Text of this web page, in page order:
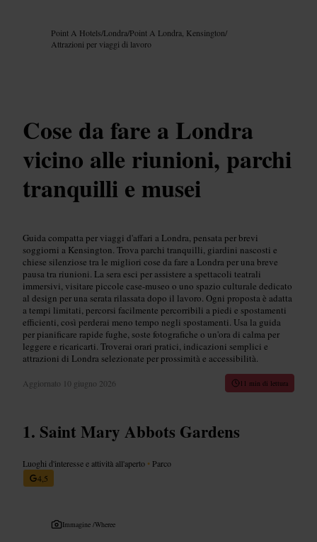
Point A Hotels/Londra/Point A Londra, Kensington/
Attrazioni per viaggi di lavoro
Cose da fare a Londra
vicino alle riunioni, parchi
tranquilli e musei
Guida compatta per viaggi d'affari a Londra, pensata per brevi
soggiorni a Kensington. Trova parchi tranquilli, giardini nascosti e
chiese silenziose tra le migliori cose da fare a Londra per una breve
pausa tra riunioni. La sera esci per assistere a spettacoli teatrali
immersivi, visitare piccole case-museo o uno spazio culturale dedicato
al design per una serata rilassata dopo il lavoro. Ogni proposta è adatta
a tempi limitati, percorsi facilmente percorribili a piedi e spostamenti
efficienti, così perderai meno tempo negli spostamenti. Usa la guida
per pianificare rapide fughe, soste fotografiche o un'ora di calma per
leggere e ricaricarti. Troverai orari pratici, indicazioni semplici e
attrazioni di Londra selezionate per prossimità e accessibilità.
Aggiornato 10 giugno 2026 11 min di lettura
Saint Mary Abbots Gardens
Luoghi d'interesse e attività all'aperto • Parco
4,5
Immagine /Wheree